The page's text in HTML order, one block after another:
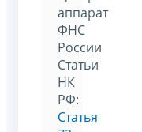
аппарат
ФНС
России
Статьи
НК
РФ:
Статья